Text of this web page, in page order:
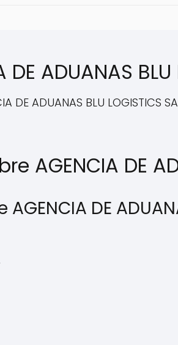
ADUANAS BLU
DE ADUANAS BLU
AGENCIA DE
DE